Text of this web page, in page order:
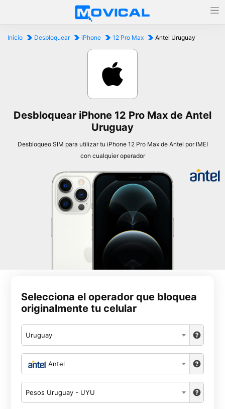
Inicio Desbloquear iPhone 12 Pro Max Antel Uruguay
Desbloquear iPhone 12 Pro Max de Antel
Uruguay
Desbloqueo SIM para utilizar tu iPhone 12 Pro Max de Antel por IMEI
con cualquier operador
Selecciona el operador que bloquea
originalmente tu celular
Uruguay
Antel
Pesos Uruguay - UYU